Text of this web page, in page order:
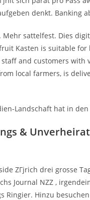
denkt. Banking
Mehr sattelfest. Dies
Kasten is suitable for
and customers with
local farmers, is
Landschaft hat in
&
ZГјrich drei grosse
Journal NZZ ,
Ringier. Hinzu